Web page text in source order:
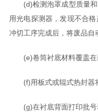
(d)检测泡罩成型质量和
用光电探测器，发现不合
冲切工序完成后，将废品自
(e)卷筒衬底材料覆盖在
(f)用板式或辊式热封器
(g)在衬底背面打印批号